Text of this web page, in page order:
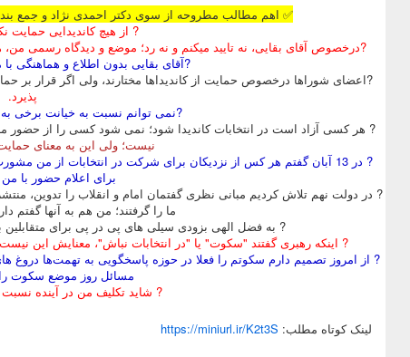
✅ اهم مطالب مطروحه از سوی دکتر احمدی نژاد و جمع
? از هیچ کاندیدایی حمایت
?درخصوص آقای بقایی، نه تایید میکنم و نه رد؛ موضع و دیدگاه رسمی من، همانی است که در 13 آبان و در
?آقای بقایی بدون اطلاع و هماهنگی
?اعضای شوراها درخصوص حمایت از کاندیداها مختارند، ولی اگر قرار بر
پذیرد.
?نمی توانم نسبت به خیانت برخی
? هر کسی آزاد است در انتخابات کاندیدا شود؛ نمی شود کسی را از حضور
نیست؛ ولی این به معنای
? در 13 آبان گفتم هر کس از نزدیکان برای شرکت در انتخابات از من
برای اعلام حضور با
? در دولت نهم تلاش کردیم مبانی نظری گفتمان امام و انقلاب را تدوین،
ما را گرفتند؛ من هم به آنها گفتم
? به فضل الهی بزودی سیلی های پی در پی برای متقابلین
? اینکه رهبری گفتند "سکوت" یا "در انتخابات نباش"، معنایش این
? از امروز تصمیم دارم سکوتم را فعلا در حوزه پاسخگویی به تهمت‌ها
مسائل روز موضع سکوت را
? شاید تکلیف من در آینده
لينک کوتاه مطلب: https://miniurl.ir/K2t3S